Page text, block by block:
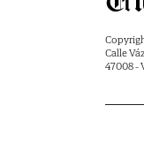
Calle
47008 -